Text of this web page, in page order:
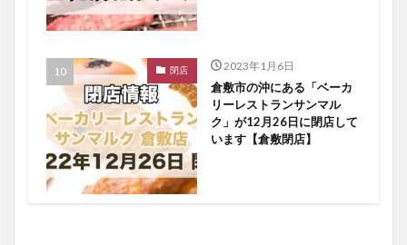
閉店 2023年1月6日
倉敷市の沖にある「ベーカ
リーレストランサンマル
ク」が12月26日に閉店して
います【倉敷閉店】